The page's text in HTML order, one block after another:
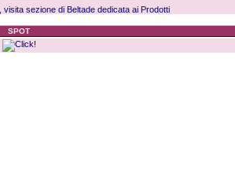
visita sezione di Beltade dedicata ai Prodotti
SPOT